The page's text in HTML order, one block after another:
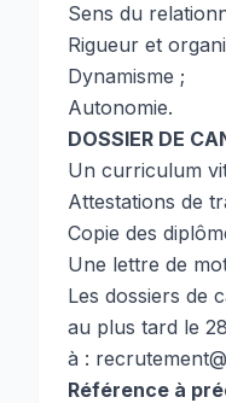
Sens du
Rigueur et
Dynamisme ;
Autonomie.
DOSSIER DE
Un curriculum
Attestations de
Copie des
Une lettre de
Les dossiers de
au plus tard le
à :
Référence à